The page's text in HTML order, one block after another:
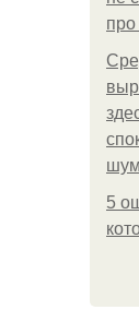
про
5